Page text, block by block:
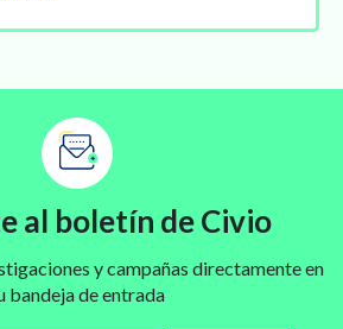
al boletín de Civio
y campañas directamente en
bandeja de entrada